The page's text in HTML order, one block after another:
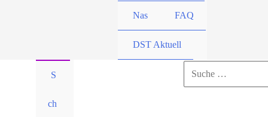
Nas FAQ
DST Aktuell
S
ch
Suchen